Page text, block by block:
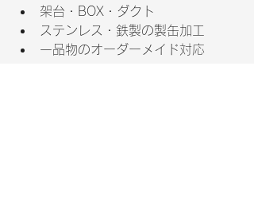
架台・BOX・ダクト
ステンレス・鉄製の製缶加工
一品物のオーダーメイド対応